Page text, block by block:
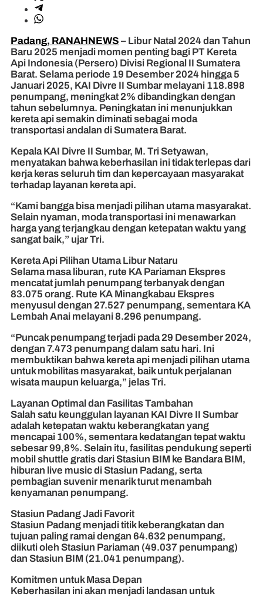
Padang, RANAHNEWS – Libur Natal 2024 dan Tahun
Baru 2025 menjadi momen penting bagi PT Kereta
Api Indonesia (Persero) Divisi Regional II Sumatera
Barat. Selama periode 19 Desember 2024 hingga 5
Januari 2025, KAI Divre II Sumbar melayani 118.898
penumpang, meningkat 2% dibandingkan dengan
tahun sebelumnya. Peningkatan ini menunjukkan
kereta api semakin diminati sebagai moda
transportasi andalan di Sumatera Barat.
Kepala KAI Divre II Sumbar, M. Tri Setyawan,
menyatakan bahwa keberhasilan ini tidak terlepas dari
kerja keras seluruh tim dan kepercayaan masyarakat
terhadap layanan kereta api.
“Kami bangga bisa menjadi pilihan utama masyarakat.
Selain nyaman, moda transportasi ini menawarkan
harga yang terjangkau dengan ketepatan waktu yang
sangat baik,” ujar Tri.
Kereta Api Pilihan Utama Libur Nataru
Selama masa liburan, rute KA Pariaman Ekspres
mencatat jumlah penumpang terbanyak dengan
83.075 orang. Rute KA Minangkabau Ekspres
menyusul dengan 27.527 penumpang, sementara KA
Lembah Anai melayani 8.296 penumpang.
“Puncak penumpang terjadi pada 29 Desember 2024,
dengan 7.473 penumpang dalam satu hari. Ini
membuktikan bahwa kereta api menjadi pilihan utama
untuk mobilitas masyarakat, baik untuk perjalanan
wisata maupun keluarga,” jelas Tri.
Layanan Optimal dan Fasilitas Tambahan
Salah satu keunggulan layanan KAI Divre II Sumbar
adalah ketepatan waktu keberangkatan yang
mencapai 100%, sementara kedatangan tepat waktu
sebesar 99,8%. Selain itu, fasilitas pendukung seperti
mobil shuttle gratis dari Stasiun BIM ke Bandara BIM,
hiburan live music di Stasiun Padang, serta
pembagian suvenir menarik turut menambah
kenyamanan penumpang.
Stasiun Padang Jadi Favorit
Stasiun Padang menjadi titik keberangkatan dan
tujuan paling ramai dengan 64.632 penumpang,
diikuti oleh Stasiun Pariaman (49.037 penumpang)
dan Stasiun BIM (21.041 penumpang).
Komitmen untuk Masa Depan
Keberhasilan ini akan menjadi landasan untuk